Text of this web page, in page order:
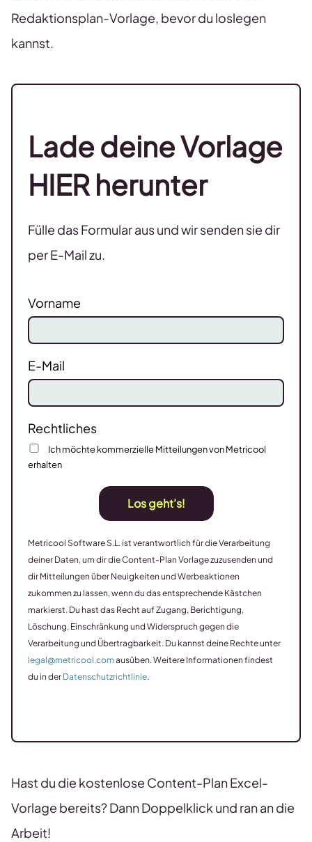
Redaktionsplan-Vorlage, bevor du loslegen
kannst.
Lade deine Vorlage
HIER herunter
Fülle das Formular aus und wir senden sie dir
per E-Mail zu.
Vorname
E-Mail
Rechtliches
Ich möchte kommerzielle Mitteilungen von Metricool
erhalten
Los geht’s!
Metricool Software S.L. ist verantwortlich für die Verarbeitung
deiner Daten, um dir die Content-Plan Vorlage zuzusenden und
dir Mitteilungen über Neuigkeiten und Werbeaktionen
zukommen zu lassen, wenn du das entsprechende Kästchen
markierst. Du hast das Recht auf Zugang, Berichtigung,
Löschung, Einschränkung und Widerspruch gegen die
Verarbeitung und Übertragbarkeit. Du kannst deine Rechte unter
legal@metricool.com ausüben. Weitere Informationen findest
du in der Datenschutzrichtlinie.
Hast du die kostenlose Content-Plan Excel-
Vorlage bereits? Dann Doppelklick und ran an die
Arbeit!